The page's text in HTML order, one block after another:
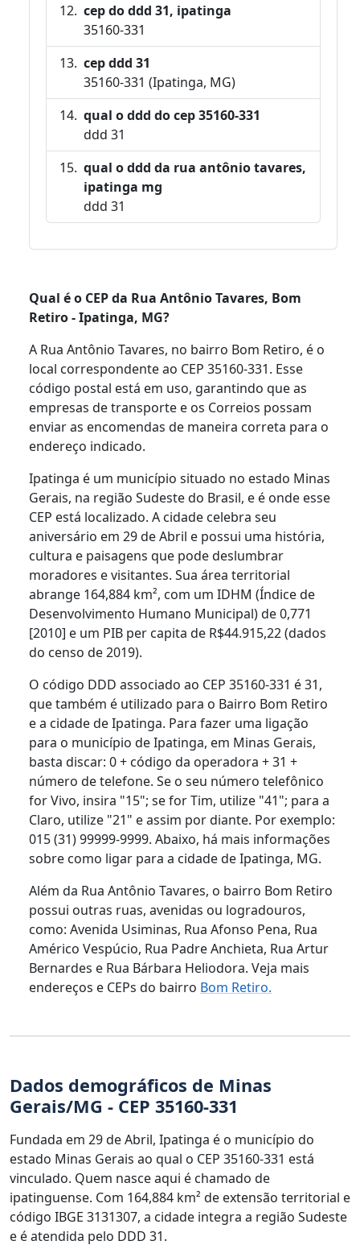
cep do ddd 31, ipatinga
35160-331
cep ddd 31
35160-331 (Ipatinga, MG)
qual o ddd do cep 35160-331
ddd 31
qual o ddd da rua antônio tavares,
ipatinga mg
ddd 31
Qual é o CEP da Rua Antônio Tavares, Bom
Retiro - Ipatinga, MG?
A Rua Antônio Tavares, no bairro Bom Retiro, é o
local correspondente ao CEP 35160-331. Esse
código postal está em uso, garantindo que as
empresas de transporte e os Correios possam
enviar as encomendas de maneira correta para o
endereço indicado.
Ipatinga é um município situado no estado Minas
Gerais, na região Sudeste do Brasil, e é onde esse
CEP está localizado. A cidade celebra seu
aniversário em 29 de Abril e possui uma história,
cultura e paisagens que pode deslumbrar
moradores e visitantes. Sua área territorial
abrange 164,884 km², com um IDHM (Índice de
Desenvolvimento Humano Municipal) de 0,771
[2010] e um PIB per capita de R$44.915,22 (dados
do censo de 2019).
O código DDD associado ao CEP 35160-331 é 31,
que também é utilizado para o Bairro Bom Retiro
e a cidade de Ipatinga. Para fazer uma ligação
para o município de Ipatinga, em Minas Gerais,
basta discar: 0 + código da operadora + 31 +
número de telefone. Se o seu número telefônico
for Vivo, insira "15"; se for Tim, utilize "41"; para a
Claro, utilize "21" e assim por diante. Por exemplo:
015 (31) 99999-9999. Abaixo, há mais informações
sobre como ligar para a cidade de Ipatinga, MG.
Além da Rua Antônio Tavares, o bairro Bom Retiro
possui outras ruas, avenidas ou logradouros,
como: Avenida Usiminas, Rua Afonso Pena, Rua
Américo Vespúcio, Rua Padre Anchieta, Rua Artur
Bernardes e Rua Bárbara Heliodora. Veja mais
endereços e CEPs do bairro Bom Retiro.
Dados demográficos de Minas
Gerais/MG - CEP 35160-331
Fundada em 29 de Abril, Ipatinga é o município do
estado Minas Gerais ao qual o CEP 35160-331 está
vinculado. Quem nasce aqui é chamado de
ipatinguense. Com 164,884 km² de extensão territorial e
código IBGE 3131307, a cidade integra a região Sudeste
e é atendida pelo DDD 31.